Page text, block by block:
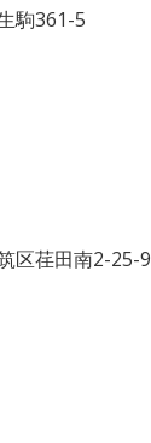
駒361-5
区荏田南2-25-9